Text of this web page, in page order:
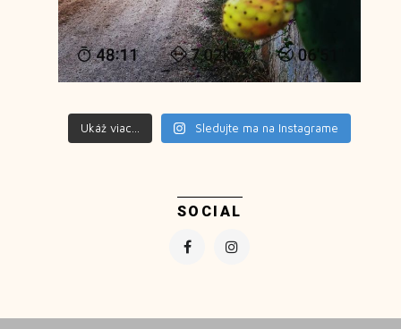
Ukáž viac... Sledujte ma na Instagrame
SOCIAL